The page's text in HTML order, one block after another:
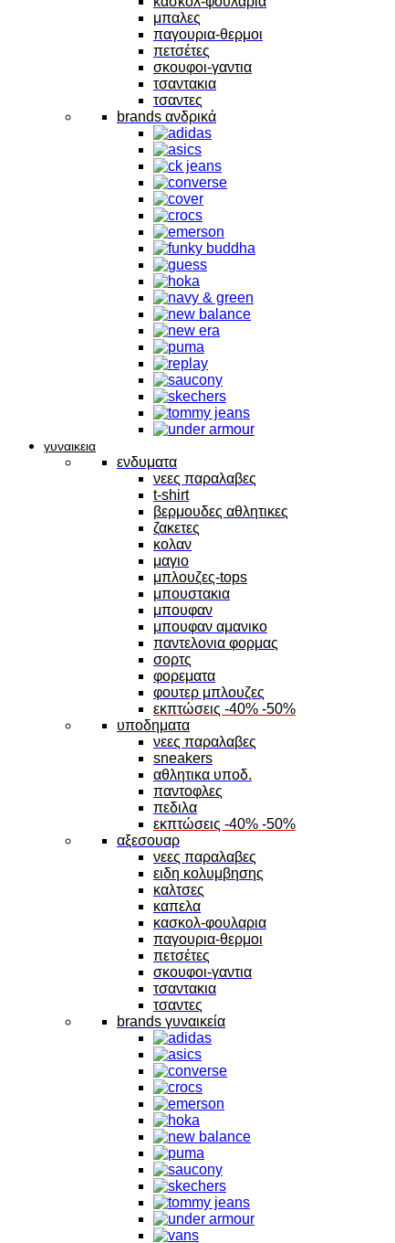
μπαλες
παγουρια-θερμοι
πετσέτες
σκουφοι-γαντια
τσαντακια
τσαντες
brands ανδρικά
γυναικεια
ενδυματα
νεες παραλαβες
t-shirt
βερμουδες αθλητικες
ζακετες
κολαν
μαγιο
μπλουζες-tops
μπουστακια
μπουφαν
μπουφαν αμανικο
παντελονια φορμας
σορτς
φορεματα
φουτερ μπλουζες
εκπτώσεις -40% -50%
υποδηματα
νεες παραλαβες
sneakers
αθλητικα υποδ.
παντοφλες
πεδιλα
εκπτώσεις -40% -50%
αξεσουαρ
νεες παραλαβες
ειδη κολυμβησης
καλτσες
καπελα
κασκολ-φουλαρια
παγουρια-θερμοι
πετσέτες
σκουφοι-γαντια
τσαντακια
τσαντες
brands γυναικεία